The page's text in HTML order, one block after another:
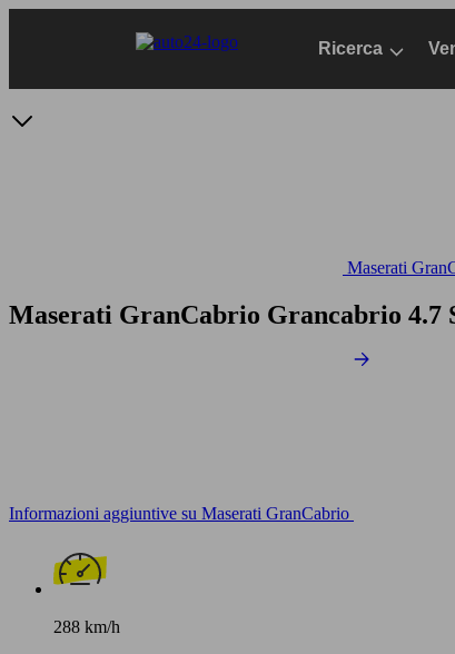
Ricerca
Maserati
Maserati GranCabrio Grancabrio 4.7
Informazioni aggiuntive su Maserati GranCabrio
288 km/h